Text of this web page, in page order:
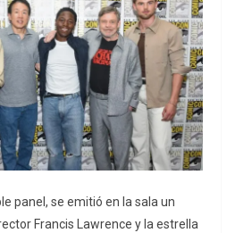
panel, se emitió en la sala un
Francis Lawrence y la estrella